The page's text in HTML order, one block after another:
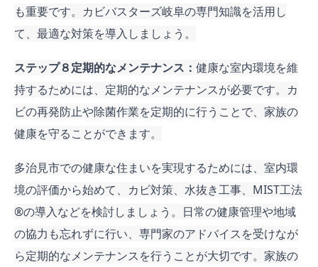
も重要です。カビバスターズ岐阜の専門知識を活用し
て、最適な対策を導入しましょう。
ステップ８定期的なメンテナンス： 健康な室内環境を維
持するためには、定期的なメンテナンスが必要です。カ
ビの再発防止や除菌作業を定期的に行うことで、家族の
健康を守ることができます。
多治見市での健康な住まいを実現するためには、室内環
境の評価から始めて、カビ対策、水抜き工事、MIST工法
®︎の導入などを検討しましょう。日常の健康管理や地域
の協力も忘れずに行い、専門家のアドバイスを受けなが
ら定期的なメンテナンスを行うことが大切です。家族の